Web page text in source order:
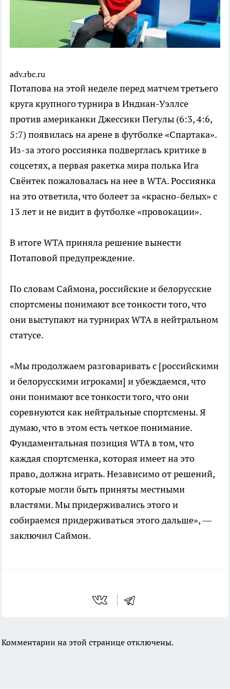
adv.rbc.ru
Потапова на этой неделе перед матчем третьего
круга крупного турнира в Индиан-Уэллсе
против американки Джессики Пегулы (6:3, 4:6,
5:7) появилась на арене в футболке «Спартака».
Из-за этого россиянка подверглась критике в
соцсетях, а первая ракетка мира полька Ига
Свёнтек пожаловалась на нее в WTA. Россиянка
на это ответила, что болеет за «красно-белых» с
13 лет и не видит в футболке «провокации».
В итоге WTA приняла решение вынести
Потаповой предупреждение.
По словам Саймона, российские и белорусские
спортсмены понимают все тонкости того, что
они выступают на турнирах WTA в нейтральном
статусе.
«Мы продолжаем разговаривать с [российскими
и белорусскими игроками] и убеждаемся, что
они понимают все тонкости того, что они
соревнуются как нейтральные спортсмены. Я
думаю, что в этом есть четкое понимание.
Фундаментальная позиция WTA в том, что
каждая спортсменка, которая имеет на это
право, должна играть. Независимо от решений,
которые могли быть приняты местными
властями. Мы придерживались этого и
собираемся придерживаться этого дальше», —
заключил Саймон.
Комментарии на этой странице отключены.